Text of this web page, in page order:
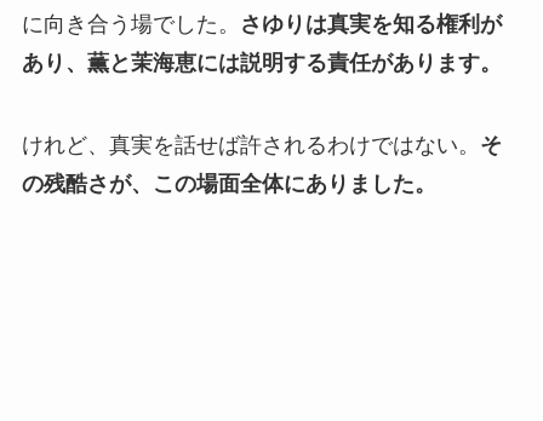
に向き合う場でした。
さゆりは真実を知る権利が
あり、薫と茉海恵には説明する責任があります。
けれど、真実を話せば許されるわけではない。 そ
の残酷さが、この場面全体にありました。